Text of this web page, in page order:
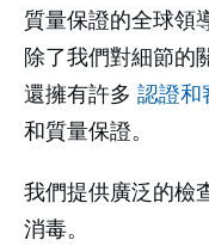
質量保證的全球領
除了我們對細節的
還擁有許多 認證和
和質量保證。
我們提供廣泛的檢
消毒。